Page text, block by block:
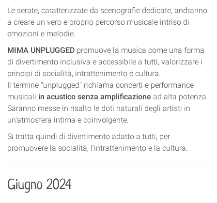
Le serate, caratterizzate da scenografie dedicate, andranno
a creare un vero e proprio percorso musicale intriso di
emozioni e melodie.
MIMA UNPLUGGED promuove la musica come una forma
di divertimento inclusiva e accessibile a tutti, valorizzare i
principi di socialità, intrattenimento e cultura.
Il termine "unplugged" richiama concerti e performance
musicali in acustico senza amplificazione ad alta potenza.
Saranno messe in risalto le doti naturali degli artisti in
un'atmosfera intima e coinvolgente.
Si tratta quindi di divertimento adatto a tutti, per
promuovere la socialità, l'intrattenimento e la cultura.
Giugno 2024